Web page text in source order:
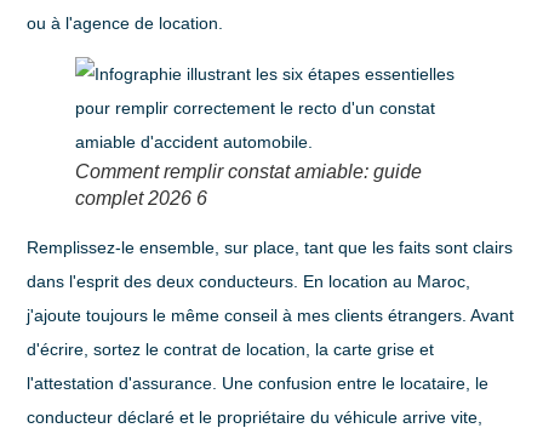
ou à l'agence de location.
Comment remplir constat amiable: guide
complet 2026 6
Remplissez-le ensemble, sur place, tant que les faits sont clairs
dans l'esprit des deux conducteurs. En location au Maroc,
j'ajoute toujours le même conseil à mes clients étrangers. Avant
d'écrire, sortez le contrat de location, la carte grise et
l'attestation d'assurance. Une confusion entre le locataire, le
conducteur déclaré et le propriétaire du véhicule arrive vite,